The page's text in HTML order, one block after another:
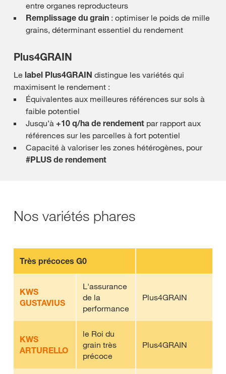
entre organes reproducteurs
Remplissage du grain : optimiser le poids de mille
grains, déterminant essentiel du rendement
Plus4GRAIN
Le label Plus4GRAIN distingue les variétés qui
maximisent le rendement :
Équivalentes aux meilleures références sur sols à
faible potentiel
Jusqu’à +10 q/ha de rendement par rapport aux
références sur les parcelles à fort potentiel
Capacité à valoriser les zones hétérogènes, pour
#PLUS de rendement
Nos variétés phares
Très précoces G0
KWS
GUSTAVIUS
L'assurance
de la
performance
Plus4GRAIN
KWS
ARTURELLO
le Roi du
grain très
précoce
Plus4GRAIN